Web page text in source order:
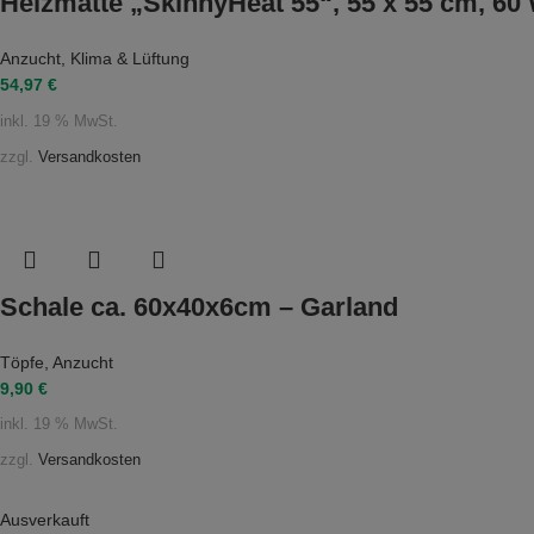
Anzucht Klima & Lüftung
54,97 €
inkl. 19 % MwSt.
zzgl. Versandkosten
Schale ca. 60x40x6cm – Garland
Töpfe Anzucht
9,90 €
inkl. 19 % MwSt.
zzgl. Versandkosten
Ausverkauft